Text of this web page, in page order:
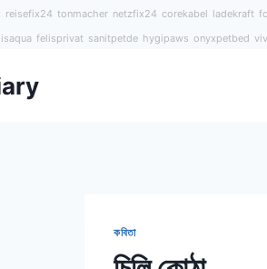
reisefix24 tonmacher netzfix24 corekabel ladekraft
felisprivat sanitpetde hygipaws onyxpetbed
কবিতা